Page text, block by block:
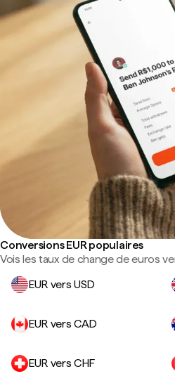
Conversions EUR populaires
Vois les taux de change de euros
EUR vers USD
EUR vers CAD
EUR vers CHF